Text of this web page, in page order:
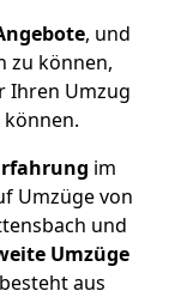
, und
zu können,
Ihren Umzug
im
Umzüge von
und
Umzüge
aus